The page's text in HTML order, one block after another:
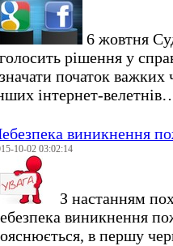
6 жовтня
рішення у
початок важких
інтернет-
виникнення
10-02 03:02:14
З настанням
виникнення
в першу